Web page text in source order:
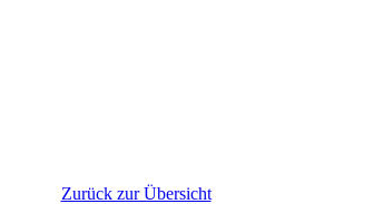
Zurück zur Übersicht